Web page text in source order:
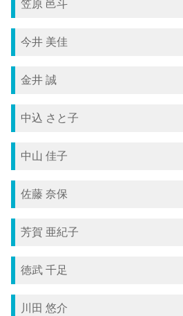
笠原 邑斗
今井 美佳
金井 誠
中込 さと子
中山 佳子
佐藤 奈保
芳賀 亜紀子
徳武 千足
川田 悠介